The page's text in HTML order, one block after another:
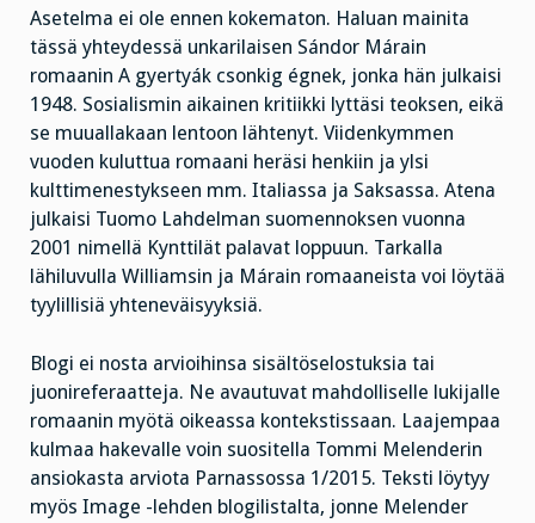
Asetelma ei ole ennen kokematon. Haluan mainita
tässä yhteydessä unkarilaisen Sándor Márain
romaanin A gyertyák csonkig égnek, jonka hän julkaisi
1948. Sosialismin aikainen kritiikki lyttäsi teoksen, eikä
se muuallakaan lentoon lähtenyt. Viidenkymmen
vuoden kuluttua romaani heräsi henkiin ja ylsi
kulttimenestykseen mm. Italiassa ja Saksassa. Atena
julkaisi Tuomo Lahdelman suomennoksen vuonna
2001 nimellä Kynttilät palavat loppuun. Tarkalla
lähiluvulla Williamsin ja Márain romaaneista voi löytää
tyylillisiä yhteneväisyyksiä.
Blogi ei nosta arvioihinsa sisältöselostuksia tai
juonireferaatteja. Ne avautuvat mahdolliselle lukijalle
romaanin myötä oikeassa kontekstissaan. Laajempaa
kulmaa hakevalle voin suositella Tommi Melenderin
ansiokasta arviota Parnassossa 1/2015. Teksti löytyy
myös Image -lehden blogilistalta, jonne Melender